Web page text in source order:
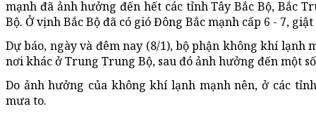
mạnh đã ảnh hưởng đến hết các tỉnh Tây Bắc Bộ, Bắc
Bộ. Ở vịnh Bắc Bộ đã có gió Đông Bắc mạnh cấp 6 - 7,
Dự báo, ngày và đêm nay (8/1), bộ phận không khí lạnh
nơi khác ở Trung Trung Bộ, sau đó ảnh hưởng đến một
Do ảnh hưởng của không khí lạnh mạnh nên, ở các
mưa to.